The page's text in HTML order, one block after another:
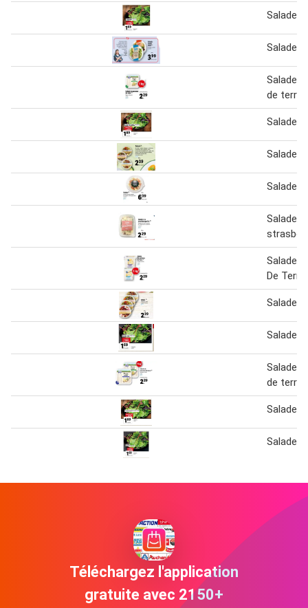
Salade
Salade
Salade
de terre
Salade
Salade
Salade
Salade à
Salade
De Terre
Salade
Salade
Salade
de terre
Salade
Salade
Téléchargez l'application
gratuite avec 2150+